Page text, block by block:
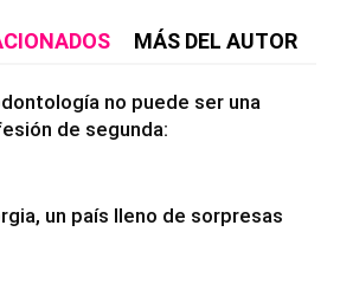
MÁS DEL AUTOR
no puede ser una
de segunda:
un país lleno de sorpresas